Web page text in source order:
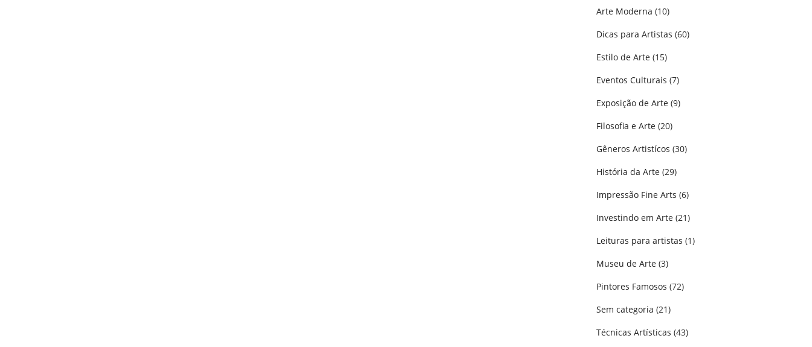
Arte Moderna (10)
Dicas para Artistas (60)
Estilo de Arte (15)
Eventos Culturais (7)
Exposição de Arte (9)
Filosofia e Arte (20)
Gêneros Artistícos (30)
História da Arte (29)
Impressão Fine Arts (6)
Investindo em Arte (21)
Leituras para artistas (1)
Museu de Arte (3)
Pintores Famosos (72)
Sem categoria (21)
Técnicas Artísticas (43)